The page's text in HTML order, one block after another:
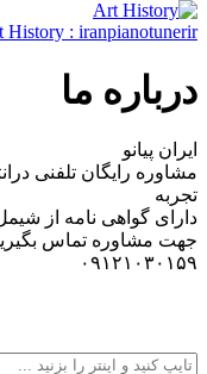
History : iranpianotunerir
درباره ما
ایران پیانو
مشاوره رایگان تلفنی
تجربه
دارای گواهی نامه از
جهت مشاوره تماس
۰۹۱۲۱۰۳۰۱۵۹